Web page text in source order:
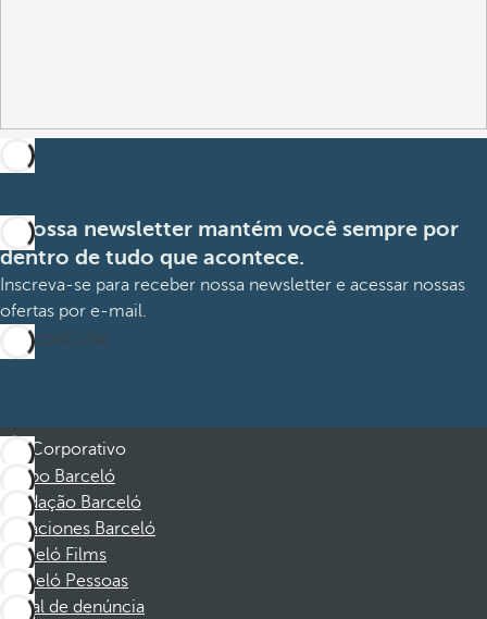
A nossa newsletter mantém você sempre por
dentro de tudo que acontece.
Inscreva-se para receber nossa newsletter e acessar nossas
ofertas por e-mail.
Inscrever-me
Corporativo
Grupo Barceló
Fundação Barceló
Vacaciones Barceló
Barceló Films
Barceló Pessoas
Canal de denúncia